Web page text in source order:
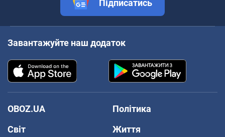
Підписатись
Завантажуйте наш додаток
OBOZ.UA
Політика
Світ
Життя